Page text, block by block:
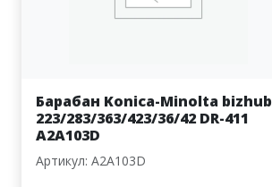
Барабан Konica-Minolta bizhub
223/283/363/423/36/42 DR-411
A2A103D
Артикул: A2A103D